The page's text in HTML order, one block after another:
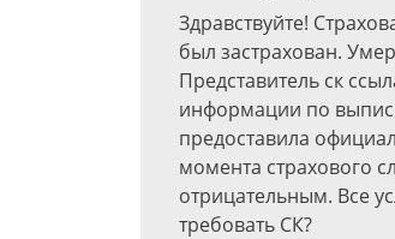
Здравствуйте!
был застрахован.
Представитель ск
информации по
предоставила
момента страхового
отрицательным. Все
требовать СК?